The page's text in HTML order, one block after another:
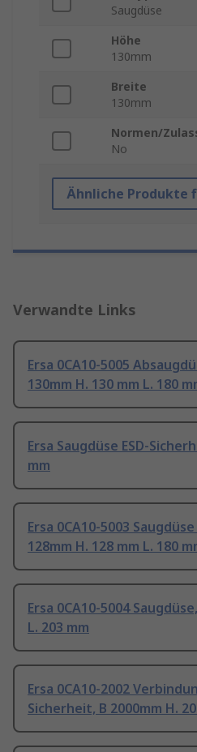
Saugdüse
Höhe
130mm
Breite
130mm
Normen/
No
Ähnliche Produkte
Verwandte Links
Ersa 0CA10-5005
130mm H. 130 mm L. 180
Ersa Saugdüse ESD-
mm
Ersa 0CA10-5003
128mm H. 128 mm L. 180
Ersa 0CA10-5004
L. 203 mm
Ersa 0CA10-2002
Sicherheit, B 2000mm H.